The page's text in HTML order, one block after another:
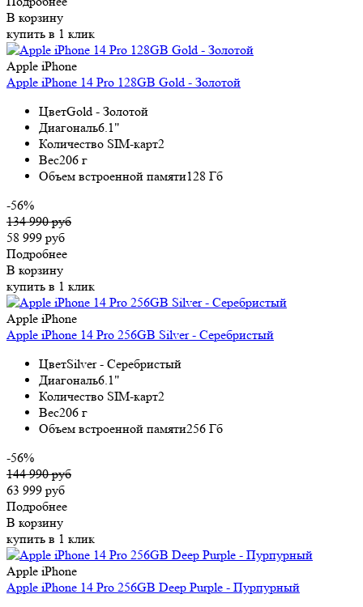
В корзину
купить в 1 клик
Apple iPhone
Apple iPhone 14 Pro 128GB Gold - Золотой
ЦветGold - Золотой
Диагональ6.1"
Количество SIM-карт2
Вес206 г
Объем встроенной памяти128 Гб
-56%
134 990 руб
58 999 руб
Подробнее
В корзину
купить в 1 клик
Apple iPhone
Apple iPhone 14 Pro 256GB Silver - Серебристый
ЦветSilver - Серебристый
Диагональ6.1"
Количество SIM-карт2
Вес206 г
Объем встроенной памяти256 Гб
-56%
144 990 руб
63 999 руб
Подробнее
В корзину
купить в 1 клик
Apple iPhone
Apple iPhone 14 Pro 256GB Deep Purple - Пурпурный